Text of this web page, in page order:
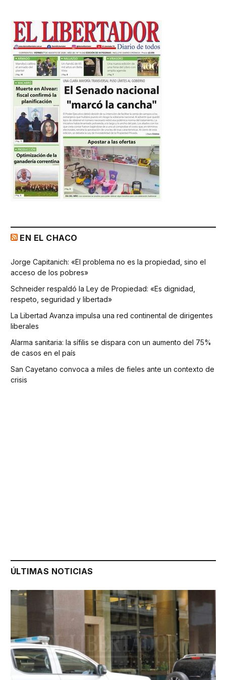
EN EL CHACO
Jorge Capitanich: «El problema no es la propiedad, sino el
acceso de los pobres»
Schneider respaldó la Ley de Propiedad: «Es dignidad,
respeto, seguridad y libertad»
La Libertad Avanza impulsa una red continental de dirigentes
liberales
Alarma sanitaria: la sífilis se dispara con un aumento del 75%
de casos en el país
San Cayetano convoca a miles de fieles ante un contexto de
crisis
ÚLTIMAS NOTICIAS